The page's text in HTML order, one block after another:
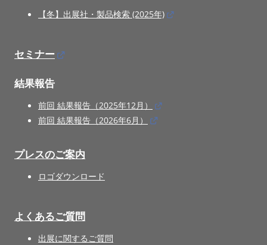
【冬】出展社・製品検索 (2025年)
セミナー
結果報告
前回 結果報告（2025年12月）
前回 結果報告（2026年6月）
プレスのご案内
ロゴダウンロード
よくあるご質問
出展に関するご質問